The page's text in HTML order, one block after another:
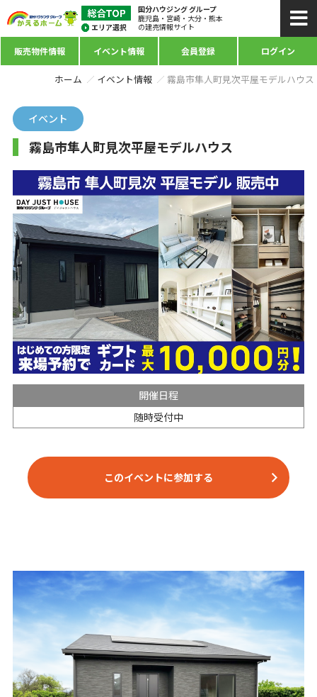
国分ハウジング グループ
鹿児島・宮崎・大分・熊本
の建売情報サイト
販売物件情報 イベント情報 会員登録 ログイン
ホーム イベント情報 霧島市隼人町見次平屋モデルハウス
イベント
霧島市隼人町見次平屋モデルハウス
開催日程
随時受付中
このイベントに参加する